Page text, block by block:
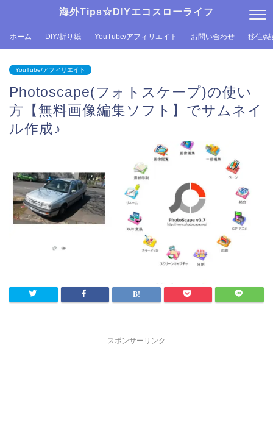
海外Tips☆DIYエコスローライフ
ホーム DIY/折り紙 YouTube/アフィリエイト お問い合わせ 移住/
YouTube/アフィリエイト
Photoscape(フォトスケープ)の使い
方【無料画像編集ソフト】でサムネイ
ル作成♪
スポンサーリンク